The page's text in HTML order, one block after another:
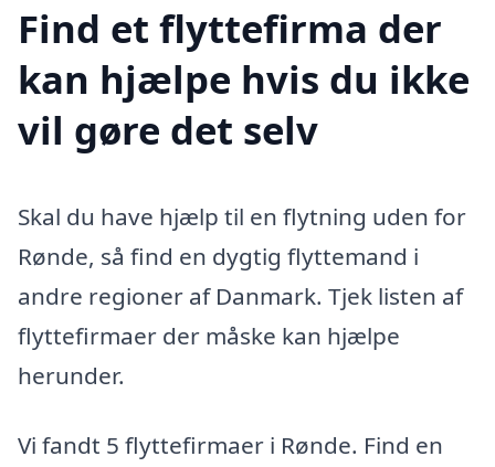
Find et flyttefirma der
kan hjælpe hvis du ikke
vil gøre det selv
Skal du have hjælp til en flytning uden for
Rønde, så find en dygtig flyttemand i
andre regioner af Danmark. Tjek listen af
flyttefirmaer der måske kan hjælpe
herunder.
Vi fandt 5 flyttefirmaer i Rønde. Find en